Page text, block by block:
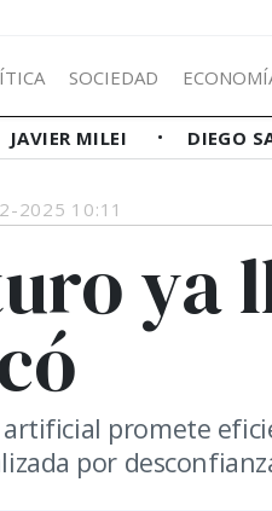
SOCIEDAD
JAVIER MILEI DIEGO
2025 10:11
ya
promete
por